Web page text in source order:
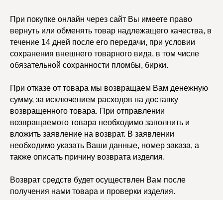
При покупке онлайн через сайт Вы имеете право
вернуть или обменять товар надлежащего качества, в
течение 14 дней после его передачи, при условии
сохранения внешнего товарного вида, в том числе
обязательной сохранности пломбы, бирки.
При отказе от товара мы возвращаем Вам денежную
сумму, за исключением расходов на доставку
возвращенного товара. При отправлении
возвращаемого товара необходимо заполнить и
вложить заявление на возврат. В заявлении
необходимо указать Ваши данные, номер заказа, а
также описать причину возврата изделия.
Возврат средств будет осуществлен Вам после
получения нами товара и проверки изделия.
+7 (965) 622-73-33
Сеты
Возврат и гарантия
edalinjewelry@gmail.com
Бодичейны
Стилист на связи
Политика
ПОКУПАТЕЛЯМ
Кольца
Браслеты
Колье
Ремни
Изделия на заказ
Магазины
Трансформеры
Не бриллианты, потому